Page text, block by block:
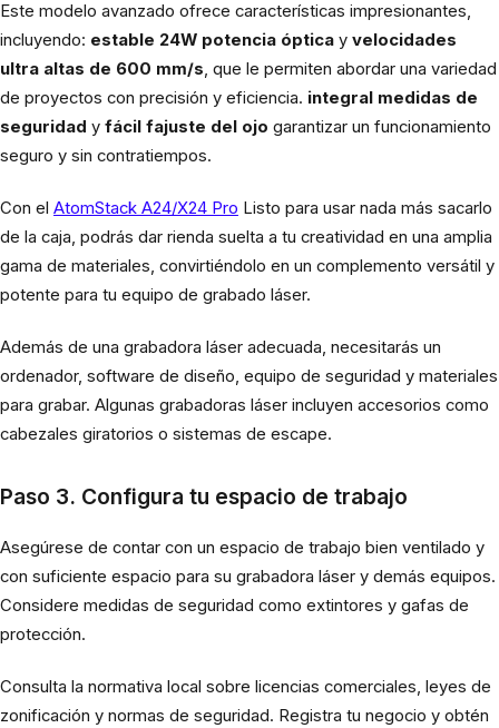
Este modelo avanzado ofrece características impresionantes,
incluyendo: estable 24W potencia óptica y velocidades
ultra altas de 600 mm/s, que le permiten abordar una variedad
de proyectos con precisión y eficiencia. integral medidas de
seguridad y fácil fajuste del ojo garantizar un funcionamiento
seguro y sin contratiempos.
Con el AtomStack A24/X24 Pro Listo para usar nada más sacarlo
de la caja, podrás dar rienda suelta a tu creatividad en una amplia
gama de materiales, convirtiéndolo en un complemento versátil y
potente para tu equipo de grabado láser.
Además de una grabadora láser adecuada, necesitarás un
ordenador, software de diseño, equipo de seguridad y materiales
para grabar. Algunas grabadoras láser incluyen accesorios como
cabezales giratorios o sistemas de escape.
Paso 3. Configura tu espacio de trabajo
Asegúrese de contar con un espacio de trabajo bien ventilado y
con suficiente espacio para su grabadora láser y demás equipos.
Considere medidas de seguridad como extintores y gafas de
protección.
Consulta la normativa local sobre licencias comerciales, leyes de
zonificación y normas de seguridad. Registra tu negocio y obtén